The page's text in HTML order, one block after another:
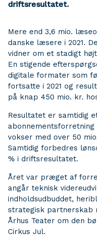
driftsresultatet.
Mere end 3,6 mio.
danske læsere i 2021.
vidner om et stadigt
En stigende
digitale formater som
fortsatte i 2021 og
på knap 450 mio. kr.
Resultatet er samtidig
vokser med over 50
Samtidig forbedres
% i driftsresultatet.
Året var præget af
angår teknisk
indholdsudbuddet,
strategisk partnerskab
Århus Teater om den
Cirkus Jul.